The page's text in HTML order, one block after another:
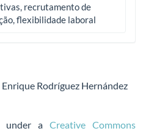
recrutamento de
flexibilidade laboral
Rodríguez Hernández
under a Creative Commons